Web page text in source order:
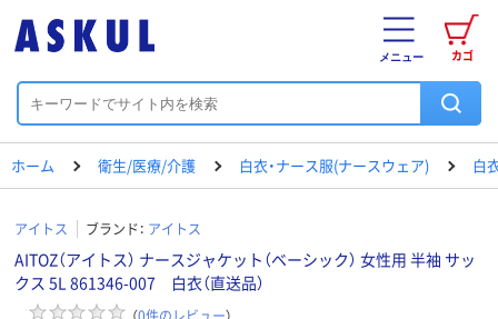
カゴ
メニュー
ホーム 衛生/医療/介護 白衣・ナース服(ナースウェア) 白
アイトス ブランド： アイトス
AITOZ（アイトス） ナースジャケット（ベーシック） 女性用 半袖 サッ
クス 5L 861346-007 白衣（直送品）
（0件のレビュー）